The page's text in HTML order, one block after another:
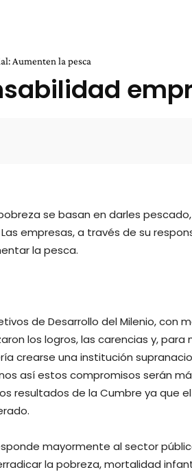
Aumenten la pesca
se basan en darles
empresas, a través de su
la pesca.
de Desarrollo del Milenio, con
los logros, las carencias y, para
crearse una institución
así estos compromisos serán
resultados de la Cumbre ya que
mayormente al sector
la pobreza, mortalidad